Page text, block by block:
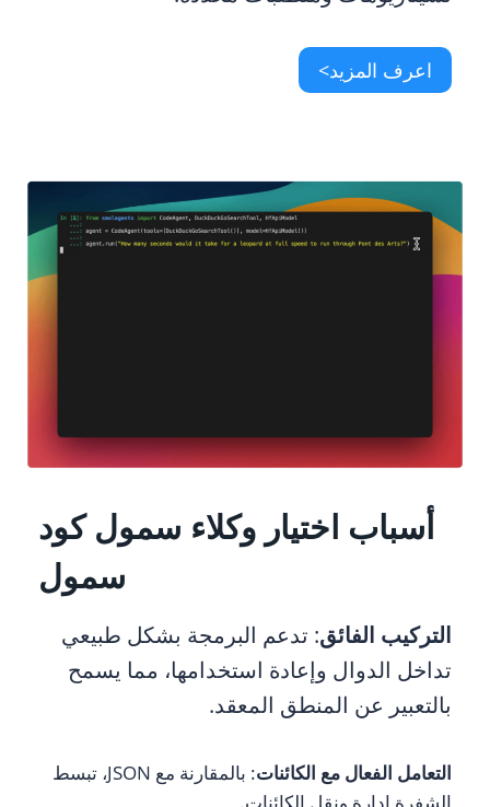
اعرف المزيد>
أسباب اختيار وكلاء سمول كود
سمول
التركيب الفائق: تدعم البرمجة بشكل طبيعي
تداخل الدوال وإعادة استخدامها، مما يسمح
بالتعبير عن المنطق المعقد.
التعامل الفعال مع الكائنات
: بالمقارنة مع JSON، تبسط